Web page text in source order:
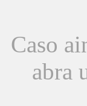
Caso
abra